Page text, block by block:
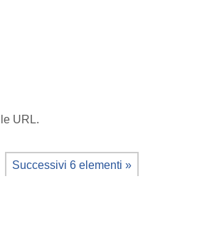
URL.
Successivi 6 elementi »